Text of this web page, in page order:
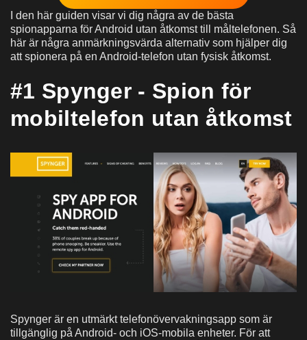
I den här guiden visar vi dig några av de bästa
spionapparna för Android utan åtkomst till måltelefonen. Så
här är några anmärkningsvärda alternativ som hjälper dig
att spionera på en Android-telefon utan fysisk åtkomst.
#1 Spynger - Spion för
mobiltelefon utan åtkomst
Spynger är en utmärkt telefonövervakningsapp som är
tillgänglig på Android- och iOS-mobila enheter. För att